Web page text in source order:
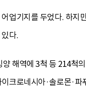
업기지를 두었다. 하지
다.
해역에 3척 등 214척의
크로네시아·솔로몬·파